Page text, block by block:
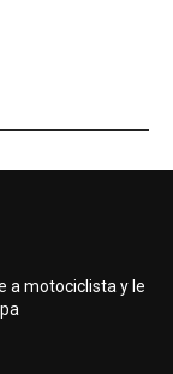
a motociclista y le